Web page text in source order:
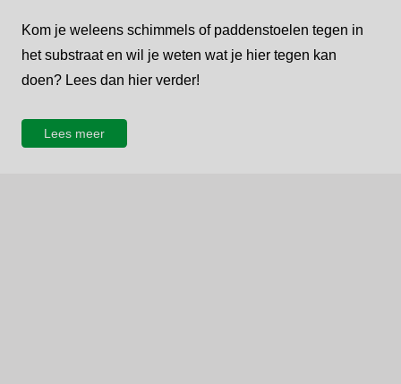
Kom je weleens schimmels of paddenstoelen tegen in
het substraat en wil je weten wat je hier tegen kan
doen? Lees dan hier verder!
Lees meer